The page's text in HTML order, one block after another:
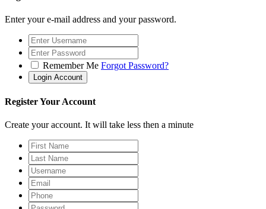
Enter your e-mail address and your password.
Remember Me Forgot Password?
Register Your Account
Create your account. It will take less then a minute